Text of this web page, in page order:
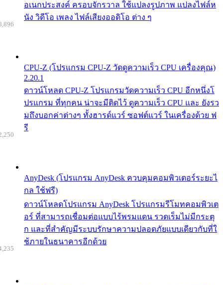
อเนกประสงค์ ครอบจักรวาล ใช้แปลงรูปภาพ แปลงไฟล์ห
นัง วิดีโอ เพลง ไฟล์เสียงออดิโอ ต่าง ๆ
CPU-Z (โปรแกรม CPU-Z วัดดูความเร็ว CPU เครื่องคุณ)
2.20.1
ดาวน์โหลด CPU-Z โปรแกรมวัดความเร็ว CPU อีกหนึ่งโ
ปรแกรม ที่ทุกคน น่าจะมีติดไว้ ดูความเร็ว CPU และ ยังรว
มถึงบอกค่าต่างๆ ทั้งฮารด์แวร์ ซอฟต์แวร์ ในเครื่องด้วย ฟ
รี
AnyDesk (โปรแกรม AnyDesk ควบคุมคอมพิวเตอร์ระยะไ
กล ใช้ฟรี)
ดาวน์โหลดโปรแกรม AnyDesk โปรแกรมรีโมทคอมพิวเต
อร์ ที่สามารถเชื่อมต่อแบบไร้พรมแดน รวดเร็มไม่มีกระตุ
ก และที่สำคัญมีระบบรักษาความปลอดภัยแบบเดียวกับที่ใ
ช้ภายในธนาคารอีกด้วย